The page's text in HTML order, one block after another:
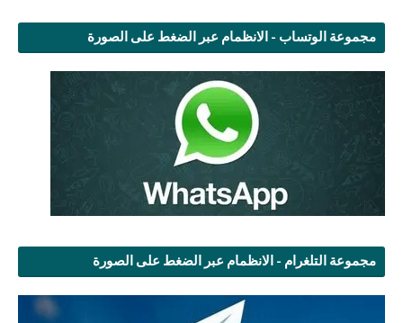
مجموعة الوتساب - الانظمام عبر الضغط على الصورة
مجموعة التلغرام - الانظمام عبر الضغط على الصورة